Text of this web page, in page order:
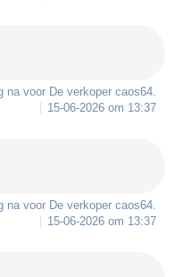
na voor De verkoper caos64
15-06-2026 om 13:37
na voor De verkoper caos64
15-06-2026 om 13:37